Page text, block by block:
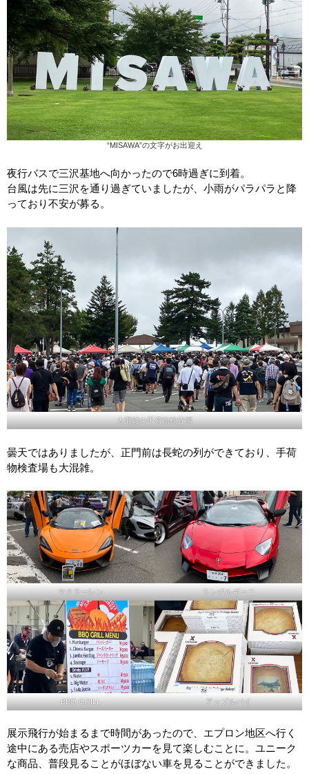
“MISAWA”の文字がお出迎え
夜行バスで三沢基地へ向かったので6時過ぎに到着。
台風は先に三沢を通り過ぎていましたが、小雨がパラパラと降
っており不安が募る。
大混雑の手荷物検査場
曇天ではありましたが、正門前は長蛇の列ができており、手荷
物検査場も大混雑。
マクラーレン ランボルギーニ
BBQ GRILL アップルパイ
展示飛行が始まるまで時間があったので、エプロン地区へ行く
途中にある売店やスポーツカーを見て楽しむことに。ユニーク
な商品、普段見ることがほぼない車を見ることができました。